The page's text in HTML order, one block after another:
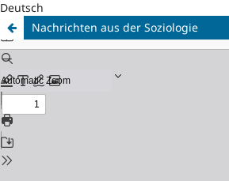
Deutsch
Nachrichten aus der Soziologie